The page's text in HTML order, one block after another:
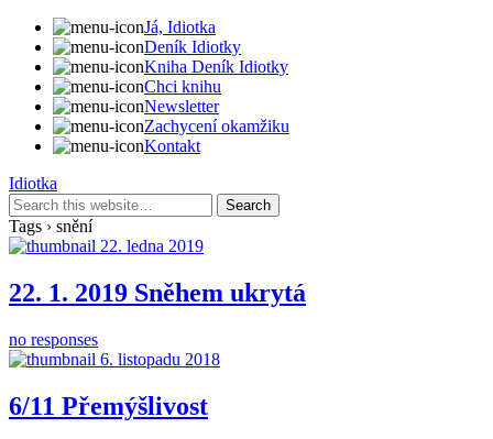
Já, Idiotka
Deník Idiotky
Kniha Deník Idiotky
Chci knihu
Newsletter
Zachycení okamžiku
Kontakt
Idiotka
Tags › snění
22. ledna 2019
22. 1. 2019 Sněhem ukrytá
no responses
6. listopadu 2018
6/11 Přemýšlivost